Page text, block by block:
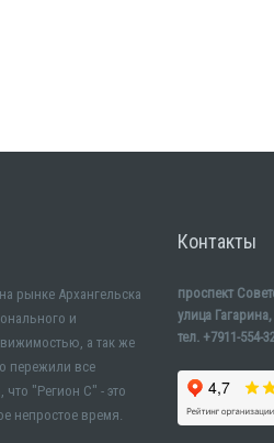
рынке Архангельска
и
а так же
пережили все
"Регион С" - это
непростое время.
Контакты
проспект
улица
тел. +7911-554-